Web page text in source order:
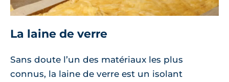
La laine de verre
Sans doute l’un des matériaux les plus
connus, la laine de verre est un isolant